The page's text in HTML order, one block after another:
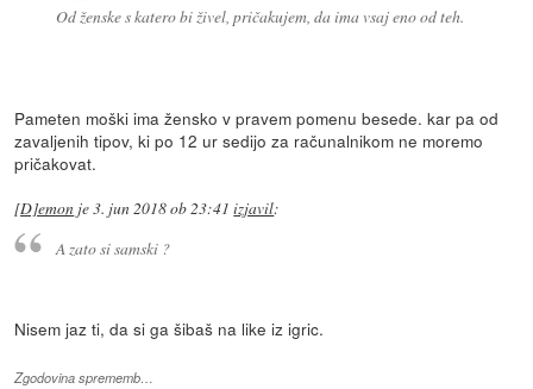
Od ženske s katero bi živel, pričakujem, da ima vsaj eno od teh.
Pameten moški ima žensko v pravem pomenu besede. kar pa od
zavaljenih tipov, ki po 12 ur sedijo za računalnikom ne moremo
pričakovat.
[D]emon je3. jun 2018 ob 23:41 izjavil:
A zato si samski ?
Nisem jaz ti, da si ga šibaš na like iz igric.
Zgodovina sprememb…